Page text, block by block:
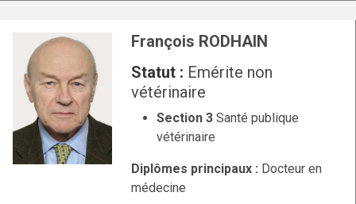
François RODHAIN
Statut : Emérite non
vétérinaire
Section 3Santé publique
vétérinaire
Diplômes principaux : Docteur en
médecine